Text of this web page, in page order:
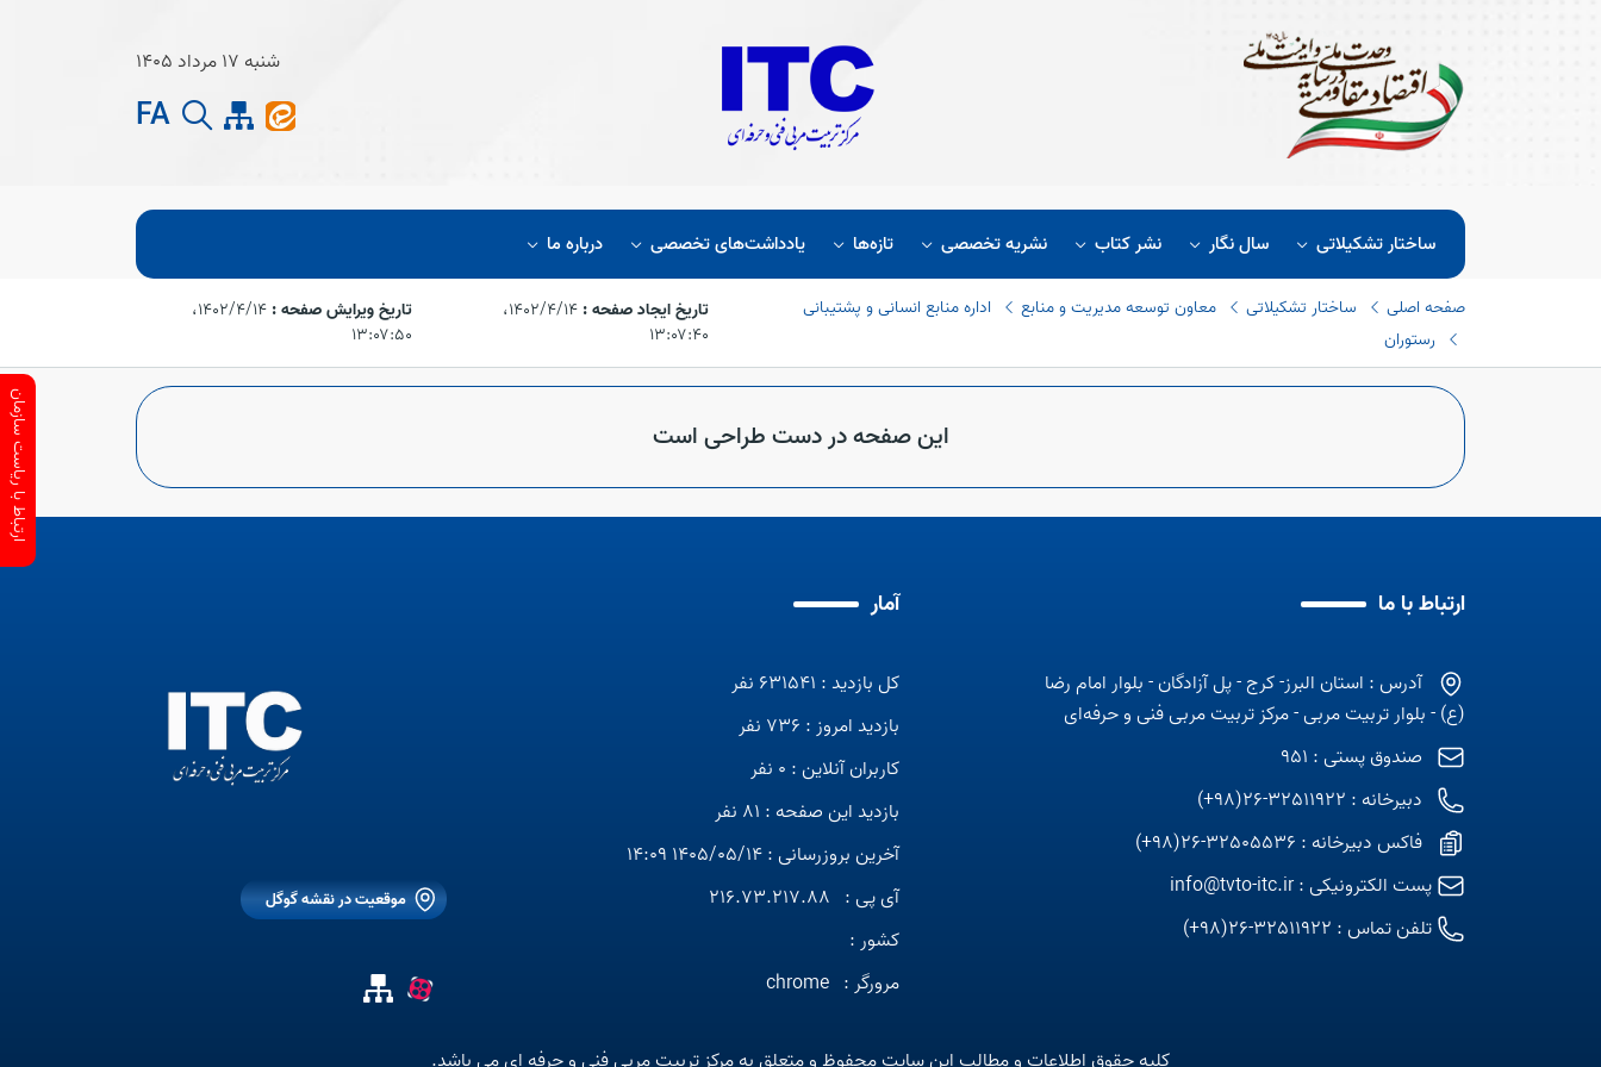
شنبه 17 مرداد 1405
FA
ساختار تشکیلاتی سال نگار نشر کتاب نشریه تخصصی تازه‌ها یادداشت‌های تخصصی درباره ما
صفحه اصلی ساختار تشکیلاتی معاون توسعه مدیریت و منابع
اداره منابع انسانی و پشتیبانی
رستوران
تاریخ ایجاد صفحه :
۱۴۰۲/۴/۱۴،‏
۱۳:۰۷:۴۰
تاریخ ویرایش صفحه :
۱۴۰۲/۴/۱۴،‏
۱۳:۰۷:۵۰
این صفحه در دست طراحی است
ارتباط با ما
آدرس : استان البرز- کرج - پل آزادگان - بلوار امام رضا
(ع) - بلوار تربیت مربی - مرکز تربیت مربی فنی و حرفه‌ای
صندوق پستی : 951
دبیرخانه : 32511922-26(98+)
فاکس دبیرخانه : 32505536-26(98+)
پست الکترونیکی :info@tvto-itc.ir
تلفن تماس : 32511922-26(98+)
آمار
کل بازدید : 631541 نفر
بازدید امروز : 736 نفر
کاربران آنلاین : 0 نفر
بازدید این صفحه : 81 نفر
آخرین بروزرسانی : 1405/05/14 14:09
آی پی : 216.73.217.88
کشور :
مرورگر : chrome
موقعیت در نقشه گوگل
ارتباط با ریاست سازمان